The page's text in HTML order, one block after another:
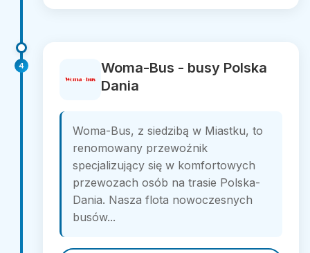
4
Woma-Bus - busy Polska
Dania
Woma-Bus, z siedzibą w Miastku, to
renomowany przewoźnik
specjalizujący się w komfortowych
przewozach osób na trasie Polska-
Dania. Nasza flota nowoczesnych
busów...